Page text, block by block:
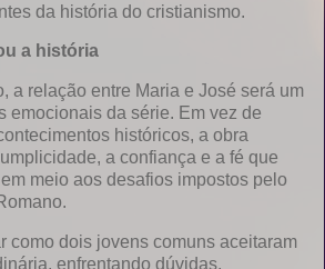
da história do cristianismo.
a história
a relação entre Maria e José será um
emocionais da série. Em vez de
históricos, a obra
a confiança e a fé que
meio aos desafios impostos pelo
como dois jovens comuns aceitaram
enfrentando dúvidas,